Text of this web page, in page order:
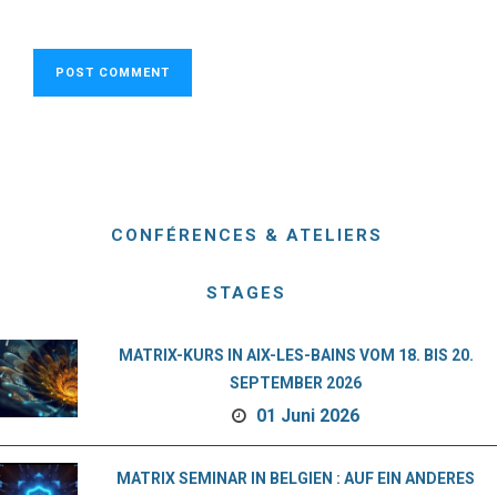
CONFÉRENCES & ATELIERS
STAGES
MATRIX-KURS IN AIX-LES-BAINS VOM 18. BIS 20.
SEPTEMBER 2026
01 Juni 2026
MATRIX SEMINAR IN BELGIEN : AUF EIN ANDERES